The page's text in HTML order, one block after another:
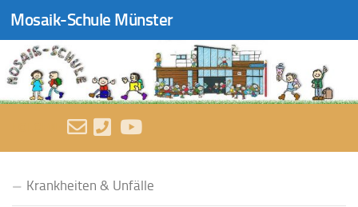
Zum Inhalt springen
Mosaik-Schule Münster
Krankheiten & Unfälle